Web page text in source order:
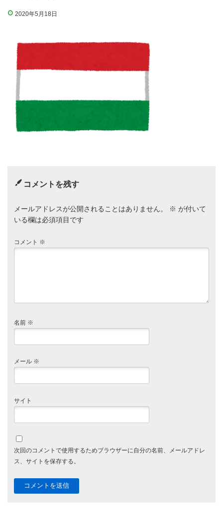
2020年5月18日
コメントを残す
メールアドレスが公開されることはありません。 ※ が付いて
いる欄は必須項目です
コメント ※
名前 ※
メール ※
サイト
次回のコメントで使用するためブラウザーに自分の名前、メールアドレ
ス、サイトを保存する。